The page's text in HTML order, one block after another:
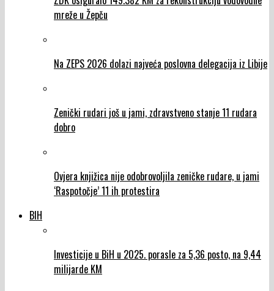
mreže u Žepču
Na ZEPS 2026 dolazi najveća poslovna delegacija iz Libije
Zenički rudari još u jami, zdravstveno stanje 11 rudara
dobro
Ovjera knjižica nije odobrovoljila zeničke rudare, u jami
‘Raspotočje’ 11 ih protestira
BIH
Investicije u BiH u 2025. porasle za 5,36 posto, na 9,44
milijarde KM